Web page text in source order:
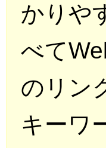
かりや
べて
のリン
キーワ